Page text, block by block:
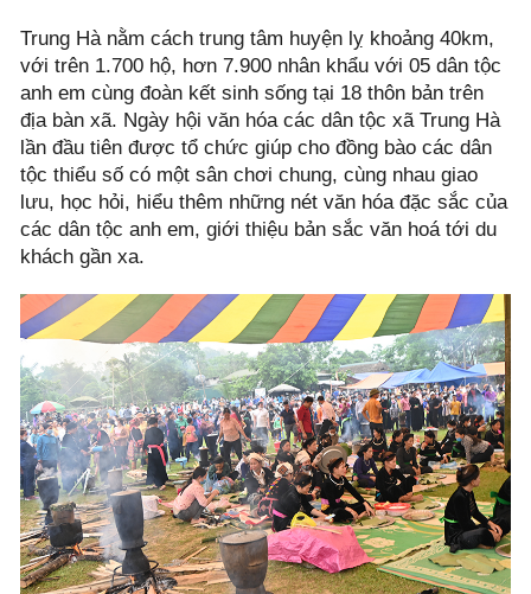
Trung Hà nằm cách trung tâm huyện lỵ khoảng 40km,
với trên 1.700 hộ, hơn 7.900 nhân khẩu với 05 dân tộc
anh em cùng đoàn kết sinh sống tại 18 thôn bản trên
địa bàn xã. Ngày hội văn hóa các dân tộc xã Trung Hà
lần đầu tiên được tổ chức giúp cho đồng bào các dân
tộc thiểu số có một sân chơi chung, cùng nhau giao
lưu, học hỏi, hiểu thêm những nét văn hóa đặc sắc của
các dân tộc anh em, giới thiệu bản sắc văn hoá tới du
khách gần xa.